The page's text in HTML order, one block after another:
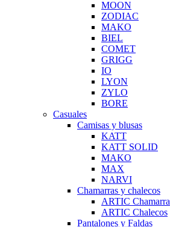
MOON
ZODIAC
MAKO
BIEL
COMET
GRIGG
IO
LYON
ZYLO
BORE
Casuales
Camisas y blusas
KATT
KATT SOLID
MAKO
MAX
NARVI
Chamarras y chalecos
ARTIC Chamarra
ARTIC Chalecos
Pantalones y Faldas